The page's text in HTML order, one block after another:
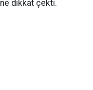
dikkat çekti.